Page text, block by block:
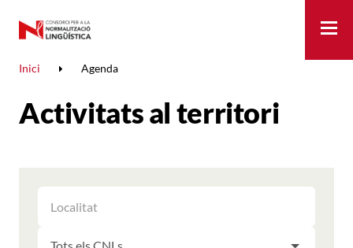
Inici Agenda
Activitats al territori
ELS
RESULTATS
LES
PER